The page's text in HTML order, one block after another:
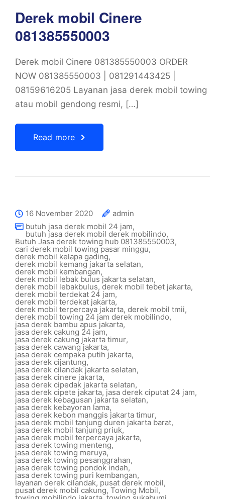
Derek mobil Cinere
081385550003
Derek mobil Cinere 081385550003 ORDER
NOW 081385550003 | 081291443425 |
08159616205 Layanan jasa derek mobil towing
atau mobil gendong resmi, […]
Read more
16 November 2020
admin
butuh jasa derek mobil 24 jam,
butuh jasa derek mobil derek mobilindo,
Butuh Jasa derek towing hub 081385550003,
cari derek mobil towing pasar minggu,
derek mobil kelapa gading,
derek mobil kemang jakarta selatan,
derek mobil kembangan,
derek mobil lebak bulus jakarta selatan,
derek mobil lebakbulus,derek mobil tebet jakarta,
derek mobil terdekat 24 jam,
derek mobil terdekat jakarta,
derek mobil terpercaya jakarta, derek mobil tmii,
derek mobil towing 24 jam derek mobilindo,
jasa derek bambu apus jakarta,
jasa derek cakung 24 jam,
jasa derek cakung jakarta timur,
jasa derek cawang jakarta,
jasa derek cempaka putih jakarta,
jasa derek cijantung,
jasa derek cilandak jakarta selatan,
jasa derek cinere jakarta,
jasa derek cipedak jakarta selatan,
jasa derek cipete jakarta, jasa derek ciputat 24 jam,
jasa derek kebagusan jakarta selatan,
jasa derek kebayoran lama,
jasa derek kebon manggis jakarta timur,
jasa derek mobil tanjung duren jakarta barat,
jasa derek mobil tanjung priuk,
jasa derek mobil terpercaya jakarta,
jasa derek towing menteng,
jasa derek towing meruya,
jasa derek towing pesanggrahan,
jasa derek towing pondok indah,
jasa derek towing puri kembangan,
layanan derek cilandak, pusat derek mobil,
pusat derek mobil cakung, Towing Mobil,